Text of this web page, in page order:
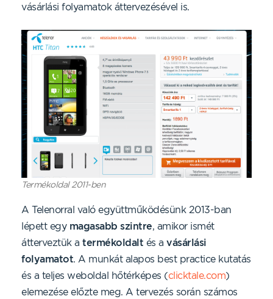
vásárlási folyamatok áttervezésével is.
Termékoldal 2011-ben
A Telenorral való együttműködésünk 2013-ban
lépett egy magasabb szintre, amikor ismét
átterveztük a termékoldalt és a vásárlási
folyamatot. A munkát alapos best practice kutatás
és a teljes weboldal hőtérképes (clicktale.com)
elemezése előzte meg. A tervezés során számos